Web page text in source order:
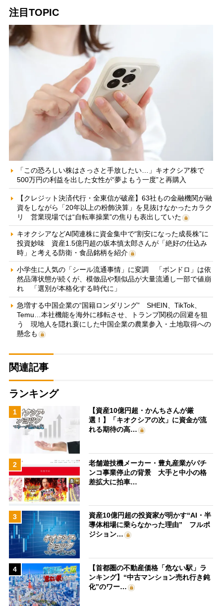
注目TOPIC
「この恐ろしい株はさっさと手放したい…」キオクシア株で
500万円の利益を出した女性が“夢よもう一度”と再購入
【クレジット決済代行・全東信が破産】63社もの金融機関が融
資をしながら「20年以上の粉飾決算」を見抜けなかったカラク
リ 営業現場では“自転車操業”の焦りも表出していた
キオクシアなどAI関連株に資金集中で“割安になった成長株”に
投資妙味 資産1.5億円超の坂本慎太郎さんが「絶好の仕込み
時」と考える防衛・食品銘柄を紹介
小学生に人気の「シール流通事情」に変調 「ボンドロ」は依
然品薄状態が続くが、模倣品や類似品が大量流通し一部で値崩
れ 「選別が本格化する時代に」
急増する中国企業の“国籍ロンダリング” SHEIN、TikTok、
Temu…本社機能を海外に移転させ、トランプ関税の回避を狙
う 現地人を隠れ蓑にした中国企業の農業参入・土地取得への
懸念も
関連記事
ランキング
1
【資産10億円超・かんちさんが厳
選！】「キオクシアの次」に資金が流
れる期待の高…
2
老舗遊技機メーカー・豊丸産業がパチ
ンコ事業停止の背景 大手と中小の格
差拡大に拍車…
3
資産10億円超の投資家が明かす“AI・半
導体相場に乗らなかった理由” フルポ
ジション…
4
【首都圏の不動産価格「危ない駅」ラ
ンキング】“中古マンション売れ行き鈍
化”のワー…